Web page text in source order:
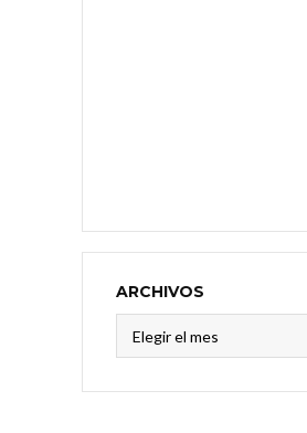
ARCHIVOS